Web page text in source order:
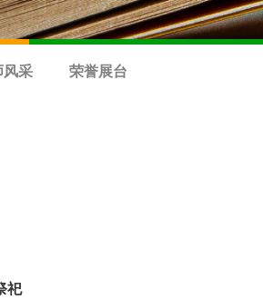
风采 荣誉展台
祀